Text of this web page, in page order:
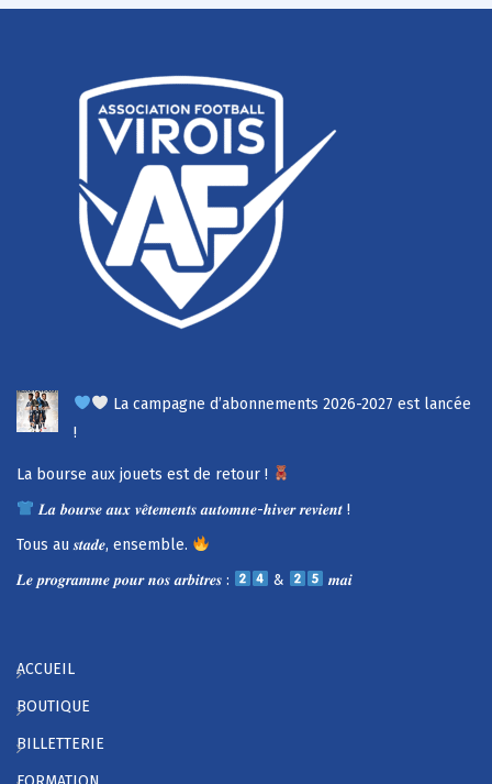
La campagne d’abonnements 2026-2027 est lancée
!
La bourse aux jouets est de retour !
𝑳𝒂 𝒃𝒐𝒖𝒓𝒔𝒆 𝒂𝒖𝒙 𝒗𝒆̂𝒕𝒆𝒎𝒆𝒏𝒕𝒔 𝒂𝒖𝒕𝒐𝒎𝒏𝒆-𝒉𝒊𝒗𝒆𝒓 𝒓𝒆𝒗𝒊𝒆𝒏𝒕 !
Tous au 𝒔𝒕𝒂𝒅𝒆, ensemble.
𝑳𝒆 𝒑𝒓𝒐𝒈𝒓𝒂𝒎𝒎𝒆 𝒑𝒐𝒖𝒓 𝒏𝒐𝒔 𝒂𝒓𝒃𝒊𝒕𝒓𝒆𝒔 :
& 𝒎𝒂𝒊
ACCUEIL
BOUTIQUE
BILLETTERIE